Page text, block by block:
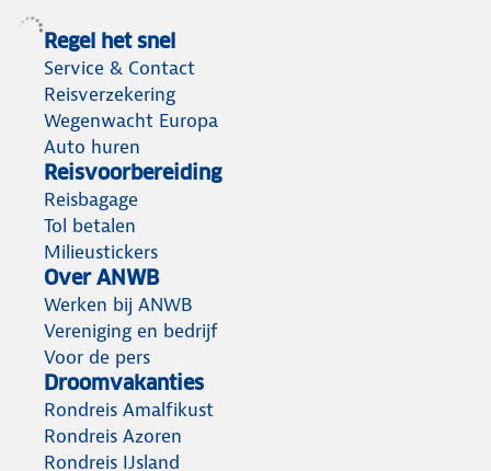
Regel het snel
Service & Contact
Reisverzekering
Wegenwacht Europa
Auto huren
Reisvoorbereiding
Reisbagage
Tol betalen
Milieustickers
Over ANWB
Werken bij ANWB
Vereniging en bedrijf
Voor de pers
Droomvakanties
Rondreis Amalfikust
Rondreis Azoren
Rondreis IJsland